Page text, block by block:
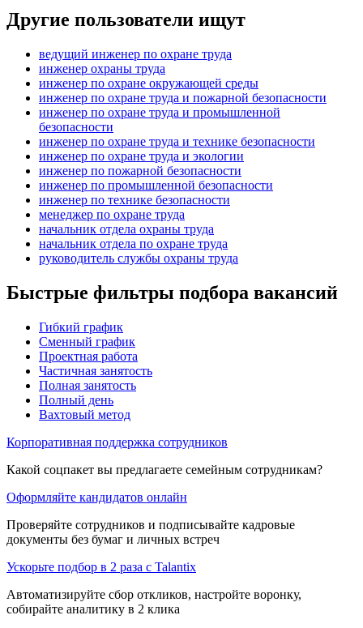
Другие пользователи ищут
ведущий инженер по охране труда
инженер охраны труда
инженер по охране окружающей среды
инженер по охране труда и пожарной безопасности
инженер по охране труда и промышленной
безопасности
инженер по охране труда и технике безопасности
инженер по охране труда и экологии
инженер по пожарной безопасности
инженер по промышленной безопасности
инженер по технике безопасности
менеджер по охране труда
начальник отдела охраны труда
начальник отдела по охране труда
руководитель службы охраны труда
Быстрые фильтры подбора вакансий
Гибкий график
Сменный график
Проектная работа
Частичная занятость
Полная занятость
Полный день
Вахтовый метод
Корпоративная поддержка сотрудников
Какой соцпакет вы предлагаете семейным сотрудникам?
Оформляйте кандидатов онлайн
Проверяйте сотрудников и подписывайте кадровые
документы без бумаг и личных встреч
Ускорьте подбор в 2 раза с Talantix
Автоматизируйте сбор откликов, настройте воронку,
собирайте аналитику в 2 клика